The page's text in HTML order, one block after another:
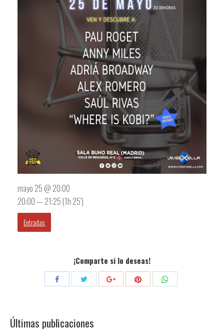
mayo 25 @ 20:00
20:00 — 21:25(1h 25′)
Entradas
¡Comparte si lo deseas!
Compartir CompartirCompartirCompartir
Últimas publicaciones